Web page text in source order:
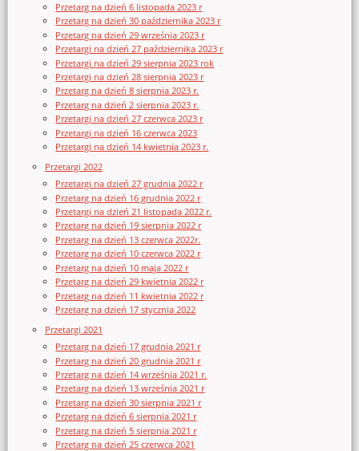
Przetarg na dzień 6 listopada 2023 r
Przetarg na dzień 30 października 2023 r
Przetarg na dzień 29 września 2023 r
Przetargi na dzień 27 października 2023 r
Przetargi na dzień 29 sierpnia 2023 rok
Przetargi na dzień 28 sierpnia 2023 r
Przetarg na dzień 8 sierpnia 2023 r.
Przetarg na dzień 2 sierpnia 2023 r.
Przetargi na dzień 27 czerwca 2023 r
Przetargi na dzień 16 czerwca 2023
Przetargi na dzień 14 kwietnia 2023 r.
Przetargi 2022
Przetargi na dzień 27 grudnia 2022 r
Przetarg na dzień 16 grudnia 2022 r
Przetargi na dzień 21 listopada 2022 r.
Przetarg na dzień 19 sierpnia 2022 r
Przetarg na dzień 13 czerwca 2022r.
Przetarg na dzień 10 czerwca 2022 r
Przetarg na dzień 10 maja 2022 r
Przetarg na dzień 29 kwietnia 2022 r
Przetarg na dzień 11 kwietnia 2022 r
Przetarg na dzień 17 stycznia 2022
Przetargi 2021
Przetarg na dzień 17 grudnia 2021 r
Przetarg na dzień 20 grudnia 2021 r
Przetarg na dzień 14 września 2021 r.
Przetarg na dzień 13 września 2021 r
Przetarg na dzień 30 sierpnia 2021 r
Przetarg na dzień 6 sierpnia 2021 r
Przetarg na dzień 5 sierpnia 2021 r
Przetarg na dzień 25 czerwca 2021